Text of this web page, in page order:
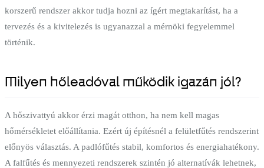
korszerű rendszer akkor tudja hozni az ígért megtakarítást, ha a
tervezés és a kivitelezés is ugyanazzal a mérnöki fegyelemmel
történik.
Milyen hőleadóval működik igazán jól?
A hőszivattyú akkor érzi magát otthon, ha nem kell magas
hőmérsékletet előállítania. Ezért új építésnél a felületfűtés rendszerint
előnyös választás. A padlófűtés stabil, komfortos és energiahatékony.
A falfűtés és mennyezeti rendszerek szintén jó alternatívák lehetnek,